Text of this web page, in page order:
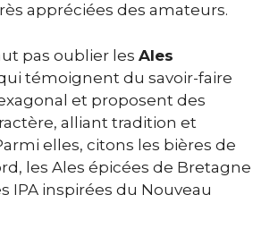
appréciées des amateurs.
pas oublier les Ales
témoignent du savoir-faire
et proposent des
alliant tradition et
elles, citons les bières de
les Ales épicées de Bretagne
IPA inspirées du Nouveau